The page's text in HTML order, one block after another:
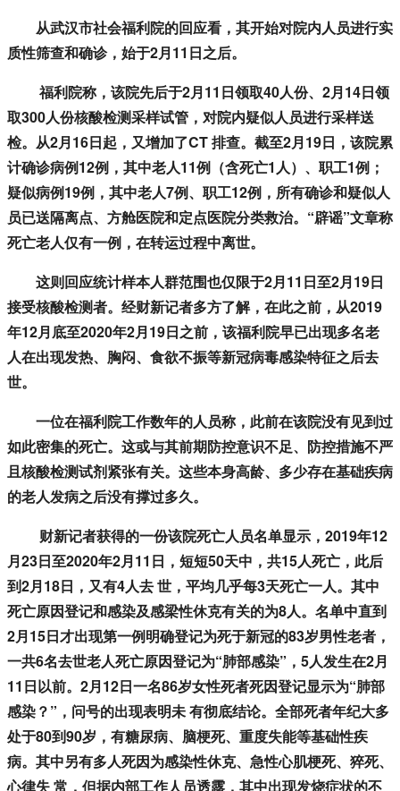
从武汉市社会福利院的回应看，其开始对院内人员进行实
质性筛查和确诊，始于2月11日之后。
福利院称，该院先后于2月11日领取40人份、2月14日领
取300人份核酸检测采样试管，对院内疑似人员进行采样送
检。从2月16日起，又增加了CT 排查。截至2月19日，该院累
计确诊病例12例，其中老人11例（含死亡1人）、职工1例；
疑似病例19例，其中老人7例、职工12例，所有确诊和疑似人
员已送隔离点、方舱医院和定点医院分类救治。“辟谣”文章称
死亡老人仅有一例，在转运过程中离世。
这则回应统计样本人群范围也仅限于2月11日至2月19日
接受核酸检测者。经财新记者多方了解，在此之前，从2019
年12月底至2020年2月19日之前，该福利院早已出现多名老
人在出现发热、胸闷、食欲不振等新冠病毒感染特征之后去
世。
一位在福利院工作数年的人员称，此前在该院没有见到过
如此密集的死亡。这或与其前期防控意识不足、防控措施不严
且核酸检测试剂紧张有关。这些本身高龄、多少存在基础疾病
的老人发病之后没有撑过多久。
财新记者获得的一份该院死亡人员名单显示，2019年12
月23日至2020年2月11日，短短50天中，共15人死亡，此后
到2月18日，又有4人去 世，平均几乎每3天死亡一人。其中
死亡原因登记和感染及感梁性休克有关的为8人。名单中直到
2月15日才出现第一例明确登记为死于新冠的83岁男性老者，
一共6名去世老人死亡原因登记为“肺部感染”，5人发生在2月
11日以前。2月12日一名86岁女性死者死因登记显示为“肺部
感染？”，问号的出现表明未 有彻底结论。全部死者年纪大多
处于80到90岁，有糖尿病、脑梗死、重度失能等基础性疾
病。其中另有多人死因为感染性休克、急性心肌梗死、猝死、
心律失 常，但据内部工作人员透露，其中出现发烧症状的不